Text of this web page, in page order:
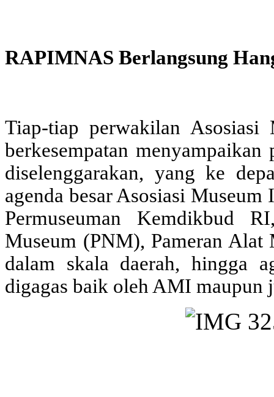
RAPIMNAS Berlangsung
Tiap-tiap perwakilan
berkesempatan
diselenggarakan, yang ke
agenda besar Asosiasi
Permuseuman Kemdikbud
Museum (PNM), Pameran
dalam skala daerah, hingga
digagas baik oleh AMI